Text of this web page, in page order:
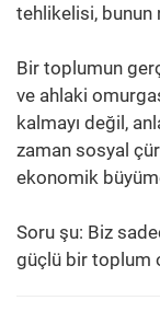
tehlikelisi,
Bir toplumun
ve ahlaki
kalmayı değil,
zaman sosyal
ekonomik
Soru şu: Biz
güçlü bir toplum